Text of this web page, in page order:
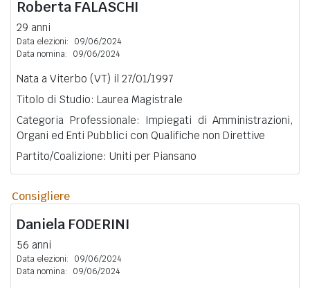
Roberta FALASCHI
29 anni
Data elezioni:
09/06/2024
Data nomina:
09/06/2024
Nata a Viterbo (VT) il 27/01/1997
Titolo di Studio: Laurea Magistrale
Categoria Professionale: Impiegati di Amministrazioni,
Organi ed Enti Pubblici con Qualifiche non Direttive
Partito/Coalizione: Uniti per Piansano
Consigliere
Daniela FODERINI
56 anni
Data elezioni:
09/06/2024
Data nomina:
09/06/2024